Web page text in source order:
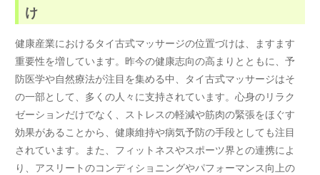
け
健康産業におけるタイ古式マッサージの位置づけは、ますます
重要性を増しています。昨今の健康志向の高まりとともに、予
防医学や自然療法が注目を集める中、タイ古式マッサージはそ
の一部として、多くの人々に支持されています。心身のリラク
ゼーションだけでなく、ストレスの軽減や筋肉の緊張をほぐす
効果があることから、健康維持や病気予防の手段としても注目
されています。また、フィットネスやスポーツ界との連携によ
り、アスリートのコンディショニングやパフォーマンス向上の